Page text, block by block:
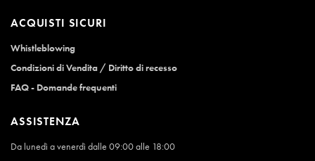
ACQUISTI SICURI
Whistleblowing
Condizioni di Vendita / Diritto di recesso
FAQ - Domande frequenti
ASSISTENZA
Da lunedì a venerdì dalle 09:00 alle 18:00